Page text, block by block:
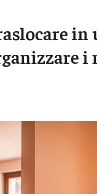
in
i